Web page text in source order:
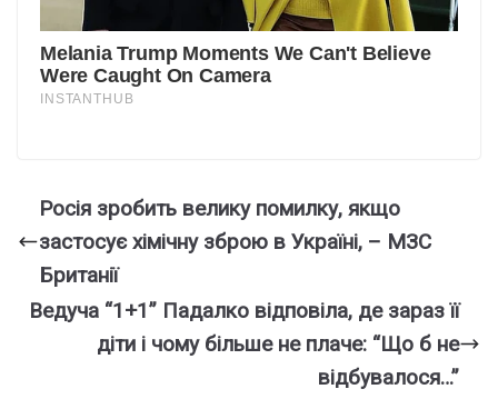
Росія зробить велику помилку, якщо
застосує хімічну зброю в Україні, – МЗС
Британії
Ведуча “1+1” Падалко відповіла, де зараз її
діти і чому більше не плаче: “Що б не
відбувалося…”